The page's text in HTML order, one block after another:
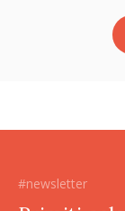
rol
și
#newsletter